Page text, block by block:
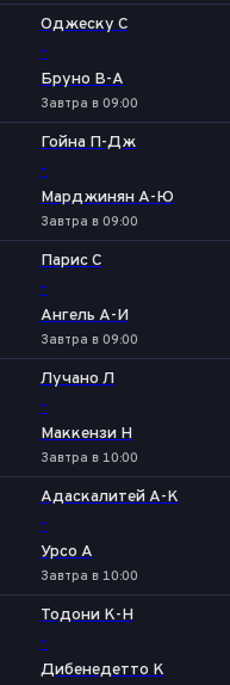
Оджеску С
-
Бруно В-А
Завтра в 09:00
Гойна П-Дж
-
Марджинян А-Ю
Завтра в 09:00
Парис С
-
Ангель А-И
Завтра в 09:00
Лучано Л
-
Маккензи Н
Завтра в 10:00
Адаскалитей А-К
-
Урсо А
Завтра в 10:00
Тодони К-Н
-
Дибенедетто К